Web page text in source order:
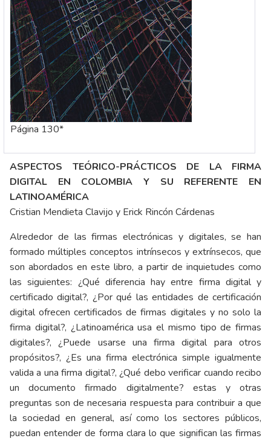
Página 130*
ASPECTOS TEÓRICO-PRÁCTICOS DE LA FIRMA
DIGITAL EN COLOMBIA Y SU REFERENTE EN
LATINOAMÉRICA
Cristian Mendieta Clavijo y Erick Rincón Cárdenas
Alrededor de las firmas electrónicas y digitales, se han
formado múltiples conceptos intrínsecos y extrínsecos, que
son abordados en este libro, a partir de inquietudes como
las siguientes: ¿Qué diferencia hay entre firma digital y
certificado digital?, ¿Por qué las entidades de certificación
digital ofrecen certificados de firmas digitales y no solo la
firma digital?, ¿Latinoamérica usa el mismo tipo de firmas
digitales?, ¿Puede usarse una firma digital para otros
propósitos?, ¿Es una firma electrónica simple igualmente
valida a una firma digital?, ¿Qué debo verificar cuando recibo
un documento firmado digitalmente? estas y otras
preguntas son de necesaria respuesta para contribuir a que
la sociedad en general, así como los sectores públicos,
puedan entender de forma clara lo que significan las firmas